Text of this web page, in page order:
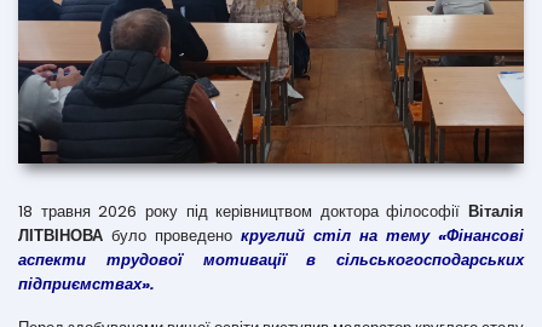
18 травня 2026 року під керівництвом доктора філософії Віталія
ЛІТВІНОВА було проведено круглий стіл на тему «Фінансові
аспекти трудової мотивації в сільськогосподарських
підприємствах».